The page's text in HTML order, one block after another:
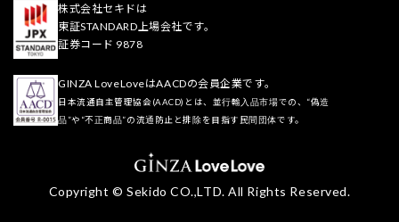
株式会社セキドは
東証STANDARD上場会社です。
証券コード 9878
GINZA LoveLoveはAACDの会員企業です。
日本流通自主管理協会(AACD)とは、並行輸入品市場での、“偽造
品”や“不正商品”の流通防止と排除を目指す民間団体です。
Copyright © Sekido CO.,LTD. All Rights Reserved.